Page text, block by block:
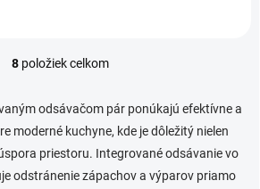
O
l
á
d
a
c
8položiek celkom
odsávačom pár ponúkajú efektívne a
moderné kuchyne, kde je dôležitý nielen
priestoru. Integrované odsávanie vo
odstránenie zápachov a výparov priamo